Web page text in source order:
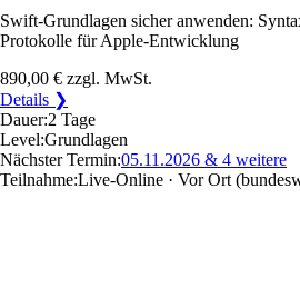
Swift-Grundlagen sicher anwenden:
Protokolle für Apple-Entwicklung
890,00 € zzgl. MwSt.
Details ❯
Dauer:2 Tage
Level:Grundlagen
Nächster Termin:05.11.2026 & 4 weitere
Teilnahme:Live-Online · Vor Ort